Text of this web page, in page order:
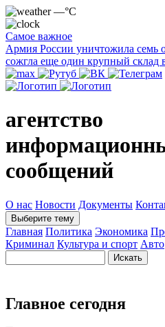
—°C
Самое важное
Армия России уничтожила семь
сожгла еще один крупный склад
агентство
сообщений
О нас Новости Документы
Выберите тему
Главная Политика Экономика
Криминал Культура и спорт Авто
Главное сегодня